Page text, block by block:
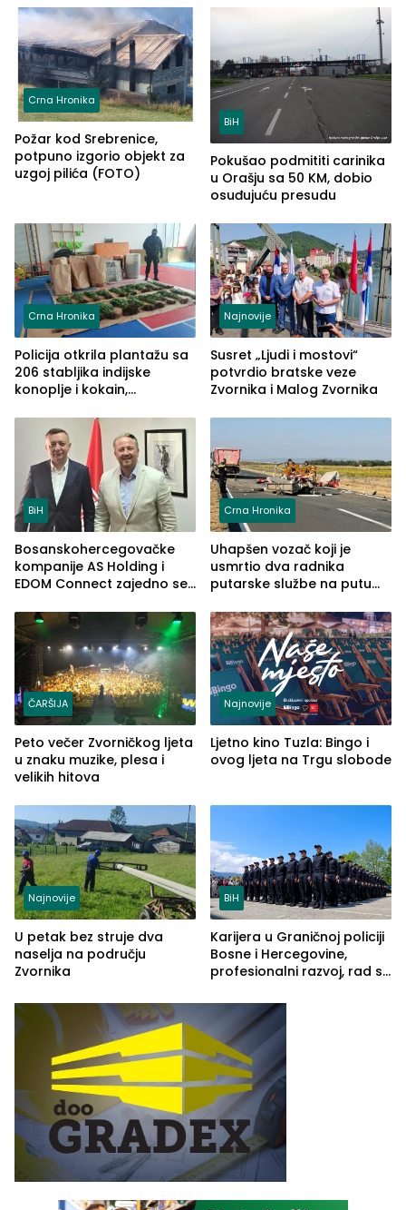
Crna Hronika
Požar kod Srebrenice,
potpuno izgorio objekt za
uzgoj pilića (FOTO)
BiH
Pokušao podmititi carinika
u Orašju sa 50 KM, dobio
osuđujuću presudu
Crna Hronika
Policija otkrila plantažu sa
206 stabljika indijske
konoplje i kokain,
(FOTO)
Najnovije
Susret „Ljudi i mostovi“
potvrdio bratske veze
Zvornika i Malog Zvornika
BiH
Bosanskohercegovačke
kompanije AS Holding i
EDOM Connect zajedno se
Crna Hronika
Uhapšen vozač koji je
usmrtio dva radnika
putarske službe na putu
(FOTO)
ČARŠIJA
Peto večer Zvorničkog ljeta
u znaku muzike, plesa i
velikih hitova
Najnovije
Ljetno kino Tuzla: Bingo i
ovog ljeta na Trgu slobode
Najnovije
U petak bez struje dva
naselja na području
Zvornika
BiH
Karijera u Graničnoj policiji
Bosne i Hercegovine,
profesionalni razvoj, rad sa
služba građanima